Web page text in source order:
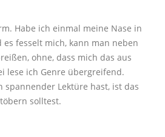
Habe ich einmal meine Nase in
es fesselt mich, kann man neben
ohne, dass mich das aus
lese ich Genre übergreifend.
spannender Lektüre hast, ist das
solltest.